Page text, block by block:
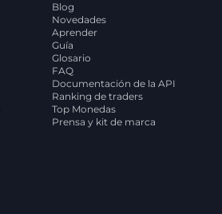
Blog
Novedades
Aprender
Guía
Glosario
FAQ
Documentación de la API
Ranking de traders
Top Monedas
Prensa y kit de marca